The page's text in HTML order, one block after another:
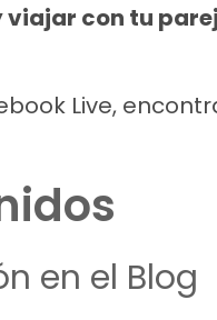
con tu
Live,
en el Blog